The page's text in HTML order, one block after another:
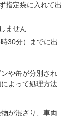
指定袋に入れて出
ません
30分）までに出
や缶が分別され
よって処理方法
が混ざり、車両